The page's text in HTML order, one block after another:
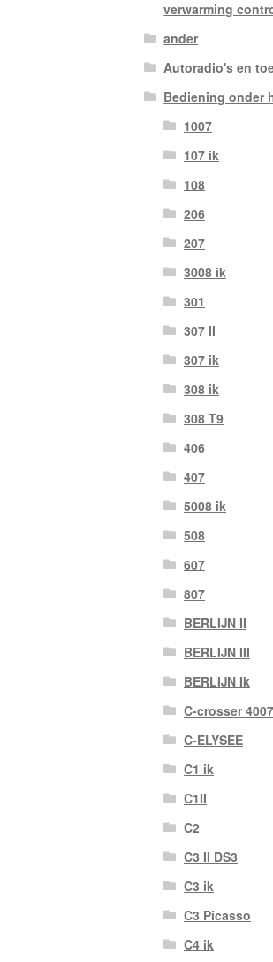
verwarming
ander
Autoradio's en
Bediening onder
1007
107 ik
108
206
207
3008 ik
301
307 II
307 ik
308 ik
308 T9
406
407
5008 ik
508
607
807
BERLIJN II
BERLIJN III
BERLIJN Ik
C-crosser 4007
C-ELYSEE
C1 ik
C1II
C2
C3 II DS3
C3 ik
C3 Picasso
C4 ik